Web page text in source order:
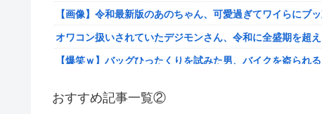
【画像】令和最新版のあのちゃん、可愛過ぎてワイらにブ
オワコン扱いされていたデジモンさん、令和に全盛期を超
【爆笑ｗ】バッグひったくりを試みた男、バイクを盗られる
メディア「Switch2版『モンハンワイルズ』はDLSS込みで
おすすめ記事一覧②